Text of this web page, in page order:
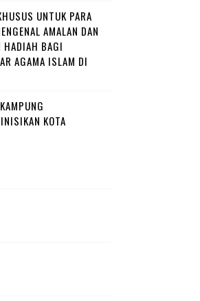
UNTUK PARA
AMALAN DAN
HADIAH BAGI
AGAMA ISLAM DI
KOTA